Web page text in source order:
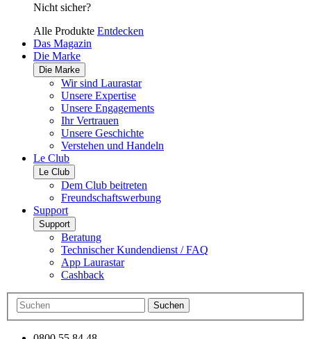
Nicht sicher?
Alle Produkte Entdecken
Das Magazin
Die Marke
Die Marke
Wir sind Laurastar
Unsere Expertise
Unsere Engagements
Ihr Vertrauen
Unsere Geschichte
Verstehen und Handeln
Le Club
Le Club
Dem Club beitreten
Freundschaftswerbung
Support
Support
Beratung
Technischer Kundendienst / FAQ
App Laurastar
Cashback
Suchen